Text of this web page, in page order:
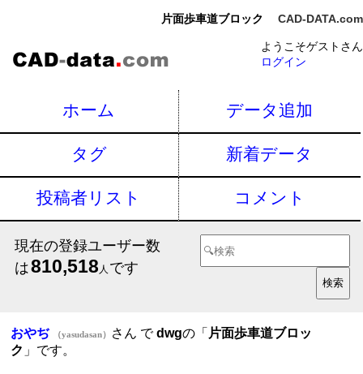
片面歩車道ブロック CAD-DATA.com
ようこそゲストさん
ログイン
ホーム データ追加
タグ 新着データ
投稿者リスト コメント
現在の登録ユーザー数
は810,518 人 です
おやぢ （yasudasan） さん でdwgの「 片面歩車道ブロッ
ク 」です。